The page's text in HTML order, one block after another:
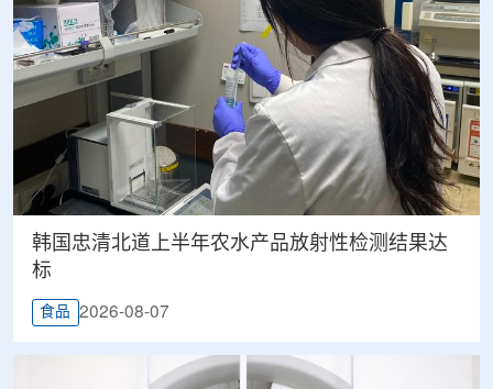
韩国忠清北道上半年农水产品放射性检测结果达
标
食品 2026-08-07